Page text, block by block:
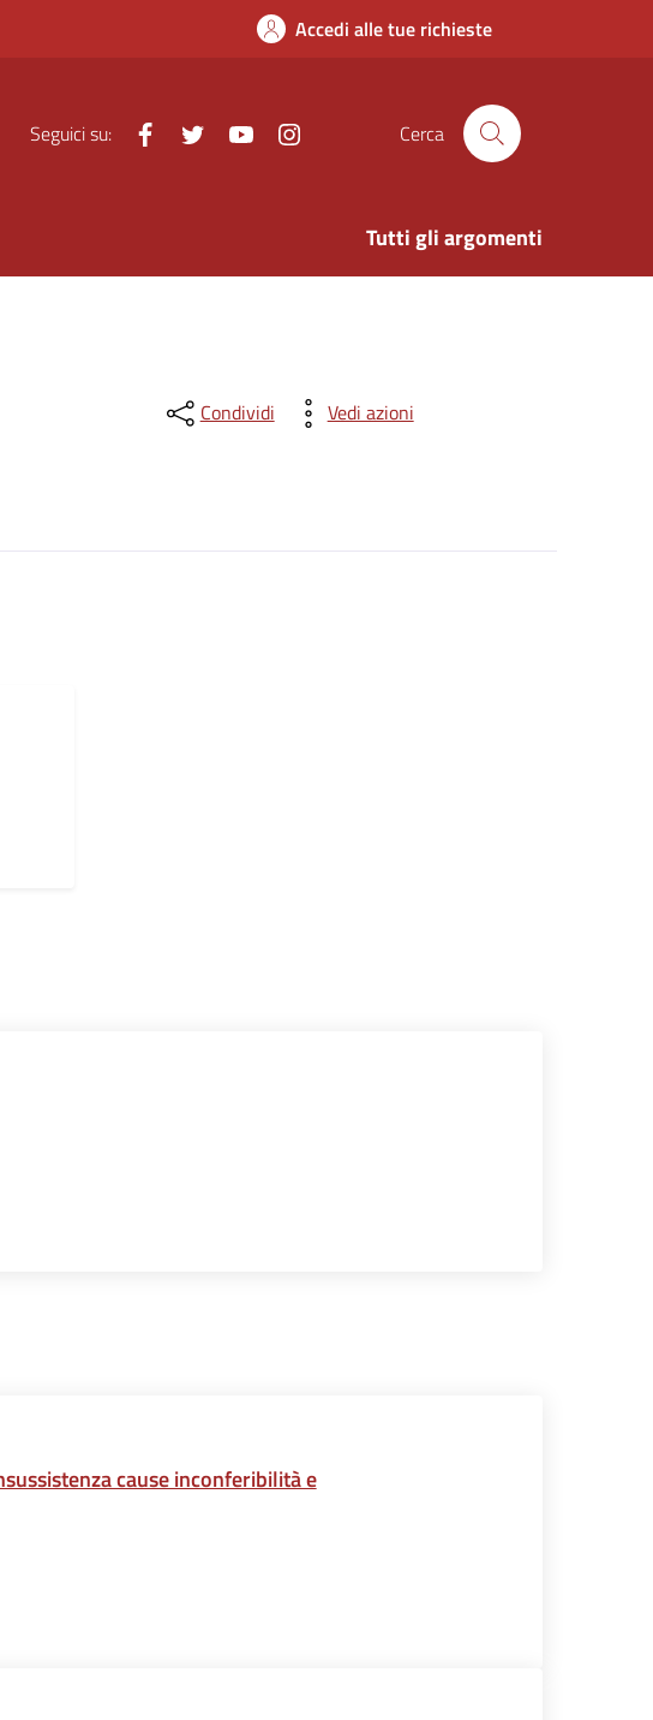
Accedi alle tue richieste
Seguici su: FacebookTwitter Youtube Cerca
Tutti gli argomenti
Condividi Vedi azioni
cause inconferibilità e